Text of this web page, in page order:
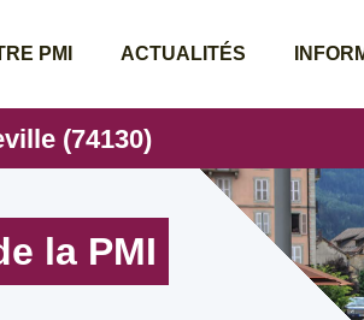
PMI ACTUALITÉS
(74130)
la PMI